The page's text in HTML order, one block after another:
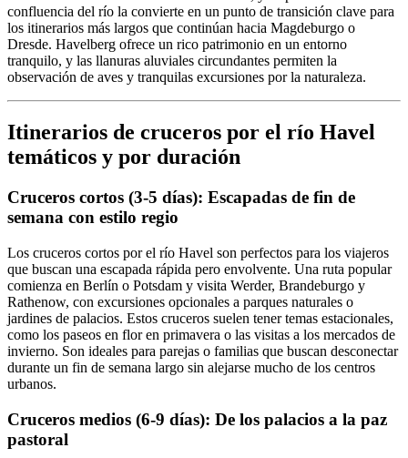
confluencia del río la convierte en un punto de transición clave para
los itinerarios más largos que continúan hacia Magdeburgo o
Dresde. Havelberg ofrece un rico patrimonio en un entorno
tranquilo, y las llanuras aluviales circundantes permiten la
observación de aves y tranquilas excursiones por la naturaleza.
Itinerarios de cruceros por el río Havel
temáticos y por duración
Cruceros cortos (3-5 días): Escapadas de fin de
semana con estilo regio
Los cruceros cortos por el río Havel son perfectos para los viajeros
que buscan una escapada rápida pero envolvente. Una ruta popular
comienza en Berlín o Potsdam y visita Werder, Brandeburgo y
Rathenow, con excursiones opcionales a parques naturales o
jardines de palacios. Estos cruceros suelen tener temas estacionales,
como los paseos en flor en primavera o las visitas a los mercados de
invierno. Son ideales para parejas o familias que buscan desconectar
durante un fin de semana largo sin alejarse mucho de los centros
urbanos.
Cruceros medios (6-9 días): De los palacios a la paz
pastoral